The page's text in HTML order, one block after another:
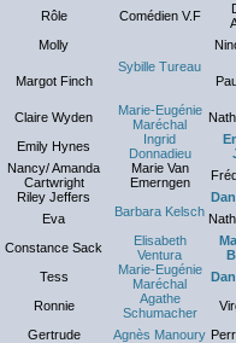
Rôle Comédien V.F
Molly
Sybille Tureau
Margot Finch
Claire Wyden
Marie-Eugénie
Maréchal
Emily Hynes
Ingrid
Donnadieu
Nancy/ Amanda
Cartwright
Marie Van
Emerngen
Riley Jeffers
Barbara Kelsch
Eva
Constance Sack
Elisabeth
Ventura
Tess
Marie-Eugénie
Maréchal
Ronnie
Agathe
Schumacher
Gertrude Agnès Manoury